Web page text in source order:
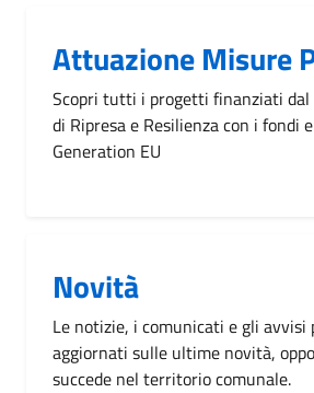
Attuazione Misure
Scopri tutti i progetti finanziati dal
di Ripresa e Resilienza con i fondi
Generation EU
Novità
Le notizie, i comunicati e gli avvisi
aggiornati sulle ultime novità,
succede nel territorio comunale.